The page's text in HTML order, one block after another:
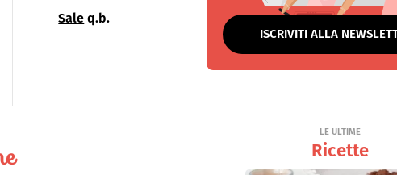
Sale q.b.
ISCRIVITI ALLA
LE ULTIME
Ricette